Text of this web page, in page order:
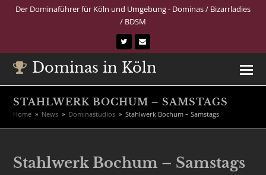
Der Dominaführer für Köln und Umgebung - Dominas / Bizarrladies
/ BDSM
TwitterE-
Dominas in Köln
STAHLWERK BOCHUM – SAMSTAGS
Home » News » Dominastudios » Stahlwerk Bochum – Samstags
Stahlwerk Bochum – Samstags